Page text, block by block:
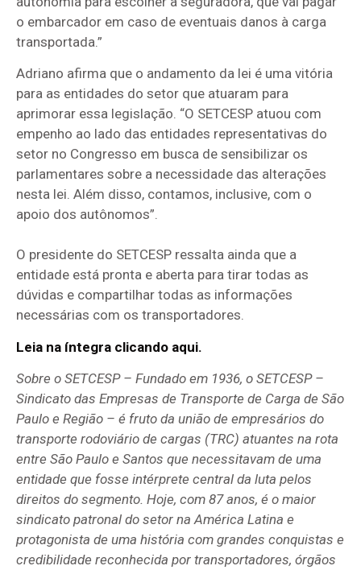
o embarcador em caso de eventuais danos à carga
transportada.”
Adriano afirma que o andamento da lei é uma vitória
para as entidades do setor que atuaram para
aprimorar essa legislação. “O SETCESP atuou com
empenho ao lado das entidades representativas do
setor no Congresso em busca de sensibilizar os
parlamentares sobre a necessidade das alterações
nesta lei. Além disso, contamos, inclusive, com o
apoio dos autônomos”.
O presidente do SETCESP ressalta ainda que a
entidade está pronta e aberta para tirar todas as
dúvidas e compartilhar todas as informações
necessárias com os transportadores.
Leia na íntegra clicando aqui.
Sobre o SETCESP – Fundado em 1936, o SETCESP –
Sindicato das Empresas de Transporte de Carga de São
Paulo e Região – é fruto da união de empresários do
transporte rodoviário de cargas (TRC) atuantes na rota
entre São Paulo e Santos que necessitavam de uma
entidade que fosse intérprete central da luta pelos
direitos do segmento. Hoje, com 87 anos, é o maior
sindicato patronal do setor na América Latina e
protagonista de uma história com grandes conquistas e
credibilidade reconhecida por transportadores, órgãos